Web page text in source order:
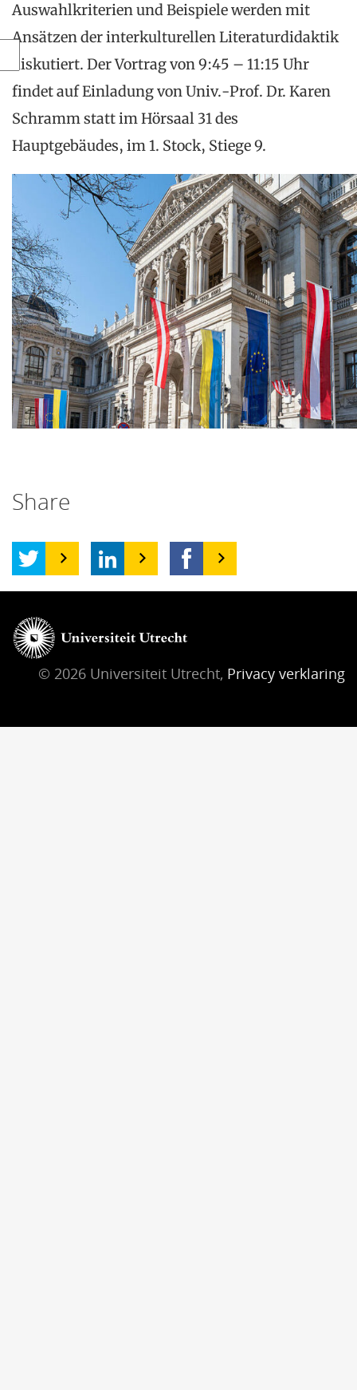
Auswahlkriterien und Beispiele werden mit
Ansätzen der interkulturellen Literaturdidaktik
diskutiert. Der Vortrag von 9:45 – 11:15 Uhr
findet auf Einladung von Univ.-Prof. Dr. Karen
Schramm statt im Hörsaal 31 des
Hauptgebäudes, im 1. Stock, Stiege 9.
Share
© 2026 Universiteit Utrecht, Privacy verklaring